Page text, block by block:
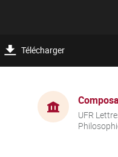
Télécharger
UFR